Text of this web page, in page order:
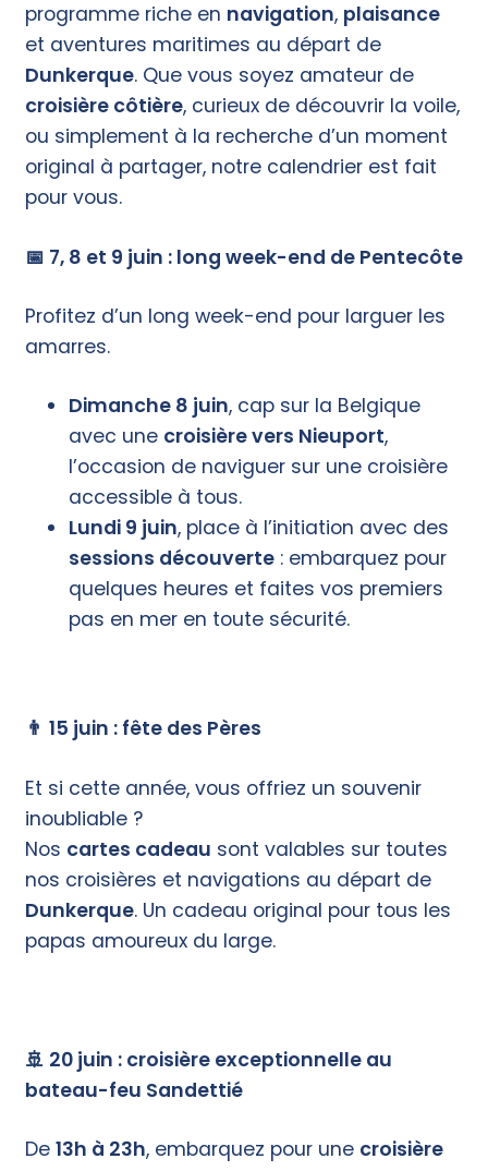
programme riche en navigation, plaisance
et aventures maritimes au départ de
Dunkerque. Que vous soyez amateur de
croisière côtière, curieux de découvrir la voile,
ou simplement à la recherche d’un moment
original à partager, notre calendrier est fait
pour vous.
📅 7, 8 et 9 juin : long week-end de Pentecôte
Profitez d’un long week-end pour larguer les
amarres.
Dimanche 8 juin, cap sur la Belgique
avec une croisière vers Nieuport,
l’occasion de naviguer sur une croisière
accessible à tous.
Lundi 9 juin, place à l’initiation avec des
sessions découverte : embarquez pour
quelques heures et faites vos premiers
pas en mer en toute sécurité.
👨 15 juin : fête des Pères
Et si cette année, vous offriez un souvenir
inoubliable ?
Nos cartes cadeau sont valables sur toutes
nos croisières et navigations au départ de
Dunkerque. Un cadeau original pour tous les
papas amoureux du large.
🚢 20 juin : croisière exceptionnelle au
bateau-feu Sandettié
De 13h à 23h, embarquez pour une croisière